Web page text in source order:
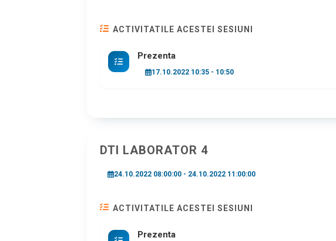
ACTIVITATILE ACESTEI SESIUNI
Prezenta
17.10.2022 10:35 - 10:50
DTI LABORATOR 4
24.10.2022 08:00:00 - 24.10.2022 11:00:00
ACTIVITATILE ACESTEI SESIUNI
Prezenta